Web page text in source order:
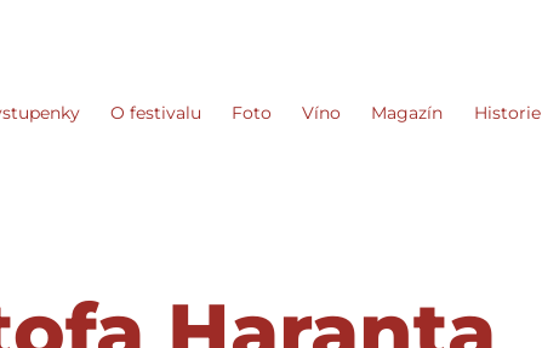
O festivalu Foto Víno Magazín Historie